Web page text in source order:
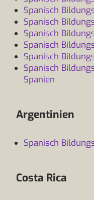
Spanisch
Spanisch
Spanisch
Spanisch
Spanisch
Spanisch
Spanien
Argentinien
Spanisch
Costa Rica